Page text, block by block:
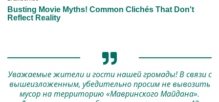
Уважаемые жители и гости нашей громады! В связи с
вышеизложенным, убедительно просим не вывозить
мусор на территорию «Мавринского Майдана».